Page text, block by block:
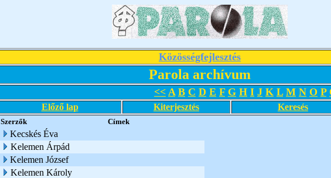
Közösségfejlesztés
Parola archívum
<< A B C D E F G H I J K L M N O P
Előző lap Kiterjesztés Keresés
Szerzők Címek
Kecskés Éva
Kelemen Árpád
Kelemen József
Kelemen Károly